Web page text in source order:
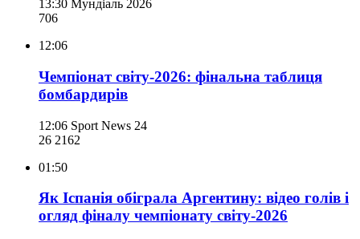
13:30 Мундіаль 2026
706
12:06
Чемпіонат світу-2026: фінальна таблиця
бомбардирів
12:06 Sport News 24
26 2162
01:50
Як Іспанія обіграла Аргентину: відео голів і
огляд фіналу чемпіонату світу-2026